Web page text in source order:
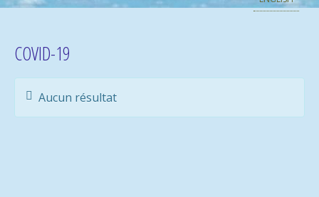
COVID-19
Aucun résultat